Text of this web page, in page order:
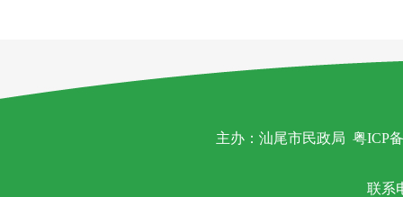
主办：汕尾市民政局 粤ICP
联系